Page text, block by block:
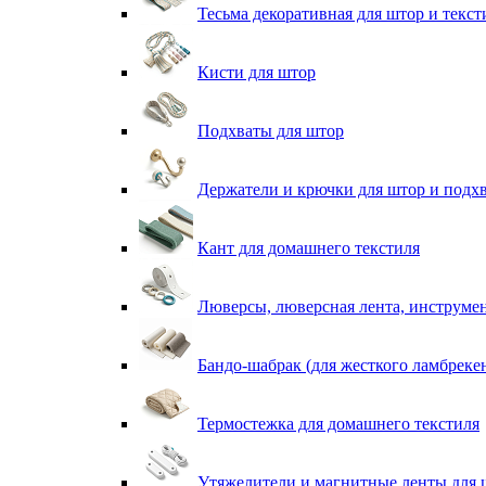
Тесьма декоративная для штор и
Кисти для штор
Подхваты для штор
Держатели и крючки для штор и
Кант для домашнего текстиля
Люверсы, люверсная лента,
Бандо-шабрак (для жесткого
Термостежка для домашнего текстиля
Утяжелители и магнитные ленты для